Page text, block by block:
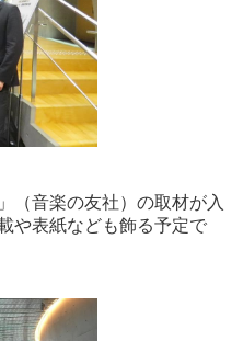
（音楽の友社）の取材が入
や表紙なども飾る予定で